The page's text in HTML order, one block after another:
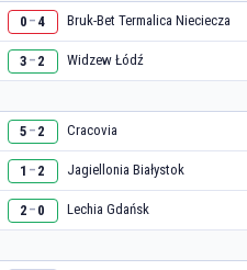
0 – 4 Bruk-Bet Termalica Nieciecza
3 – 2 Widzew Łódź
5 – 2 Cracovia
1 – 2 Jagiellonia Białystok
2 – 0 Lechia Gdańsk